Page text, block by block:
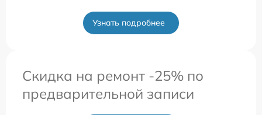
Узнать подробнее
Скидка на ремонт -25% по
предварительной записи